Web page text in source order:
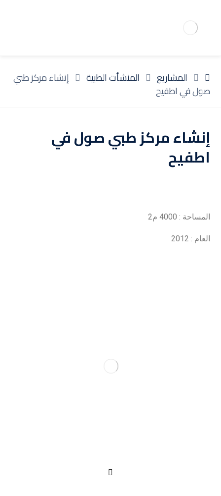
المشاريع المنشأت الطبية
إنشاء مركز طبي
صول في اطفيح
إنشاء مركز طبي صول في
اطفيح
المساحة : 4000 م2
العام : 2012